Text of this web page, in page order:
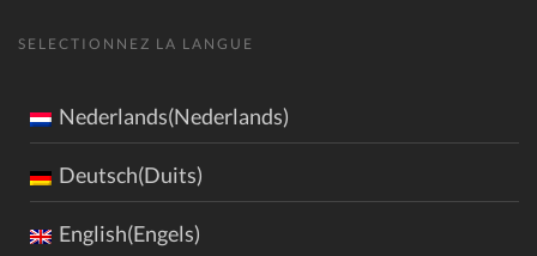
SELECTIONNEZ LA LANGUE
Nederlands(Nederlands)
Deutsch(Duits)
English(Engels)